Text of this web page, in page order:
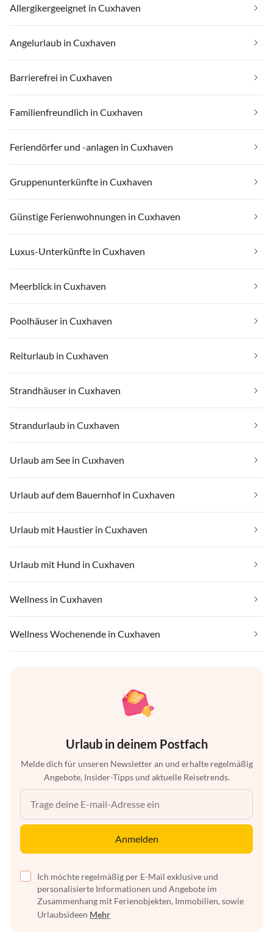
Allergikergeeignet in Cuxhaven
Angelurlaub in Cuxhaven
Barrierefrei in Cuxhaven
Familienfreundlich in Cuxhaven
Feriendörfer und -anlagen in Cuxhaven
Gruppenunterkünfte in Cuxhaven
Günstige Ferienwohnungen in Cuxhaven
Luxus-Unterkünfte in Cuxhaven
Meerblick in Cuxhaven
Poolhäuser in Cuxhaven
Reiturlaub in Cuxhaven
Strandhäuser in Cuxhaven
Strandurlaub in Cuxhaven
Urlaub am See in Cuxhaven
Urlaub auf dem Bauernhof in Cuxhaven
Urlaub mit Haustier in Cuxhaven
Urlaub mit Hund in Cuxhaven
Wellness in Cuxhaven
Wellness Wochenende in Cuxhaven
Urlaub in deinem Postfach
Melde dich für unseren Newsletter an und erhalte regelmäßig
Angebote, Insider-Tipps und aktuelle Reisetrends.
Anmelden
Ich möchte regelmäßig per E-Mail exklusive und
personalisierte Informationen und Angebote im
Zusammenhang mit Ferienobjekten, Immobilien, sowie
Urlaubsideen Mehr